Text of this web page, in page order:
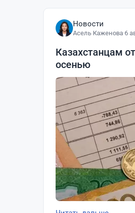
Новости
Асель Каженова·6
Казахстанцам
осенью